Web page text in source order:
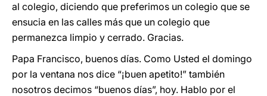
al colegio, diciendo que preferimos un colegio que se
ensucia en las calles más que un colegio que
permanezca limpio y cerrado. Gracias.
Papa Francisco, buenos días. Como Usted el domingo
por la ventana nos dice “¡buen apetito!” también
nosotros decimos “buenos días”, hoy. Hablo por el